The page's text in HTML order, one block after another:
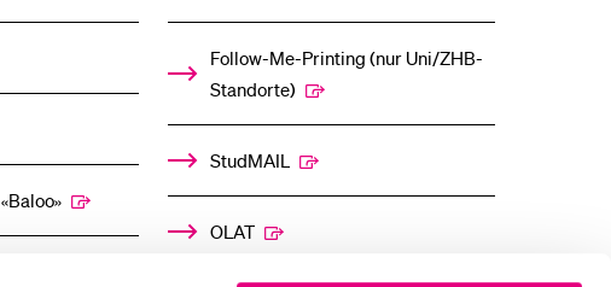
Follow-Me-Printing­ ­(nur Uni/ZHB-
Standorte)
StudMAIL
OLAT